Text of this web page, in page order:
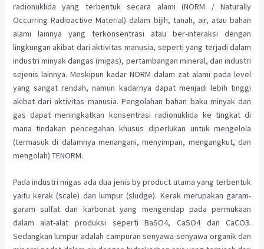
radionuklida yang terbentuk secara alami (NORM / Naturally
Occurring Radioactive Material) dalam bijih, tanah, air, atau bahan
alami lainnya yang terkonsentrasi atau ber-interaksi dengan
lingkungan akibat dari aktivitas manusia, seperti yang terjadi dalam
industri minyak dangas (migas), pertambangan mineral, dan industri
sejenis lainnya. Meskipun kadar NORM dalam zat alami pada level
yang sangat rendah, namun kadarnya dapat menjadi lebih tinggi
akibat dari aktivitas manusia. Pengolahan bahan baku minyak dan
gas dapat meningkatkan konsentrasi radionuklida ke tingkat di
mana tindakan pencegahan khusus diperlukan untuk mengelola
(termasuk di dalamnya menangani, menyimpan, mengangkut, dan
mengolah) TENORM.
Pada industri migas ada dua jenis by product utama yang terbentuk
yaitu kerak (scale) dan lumpur (sludge). Kerak merupakan garam-
garam sulfat dan karbonat yang mengendap pada permukaan
dalam alat-alat produksi seperti BaSO4, CaSO4 dan CaCO3.
Sedangkan lumpur adalah campuran senyawa-senyawa organik dan